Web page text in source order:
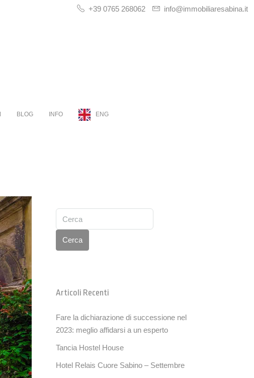
+39 0765 268062 info@immobiliaresabina.it
BLOG INFO ENG
Cerca
Articoli Recenti
Fare la dichiarazione di successione nel
2023: meglio affidarsi a un esperto
Tancia Hostel House
Hotel Relais Cuore Sabino – Settembre